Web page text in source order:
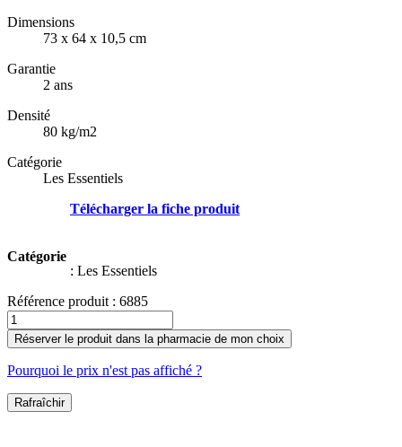
Dimensions
73 x 64 x 10,5 cm
Garantie
2 ans
Densité
80 kg/m2
Catégorie
Les Essentiels
Télécharger la fiche produit
Catégorie
: Les Essentiels
Référence produit : 6885
Réserver le produit dans la pharmacie de mon choix
Pourquoi le prix n'est pas affiché ?